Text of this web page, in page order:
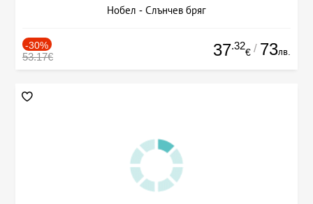
Нобел - Слънчев бряг
-30%
53.17€ 37.32
€ / 73лв.